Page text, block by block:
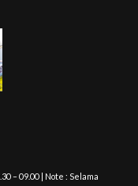
– 09.00 | Note : Selama